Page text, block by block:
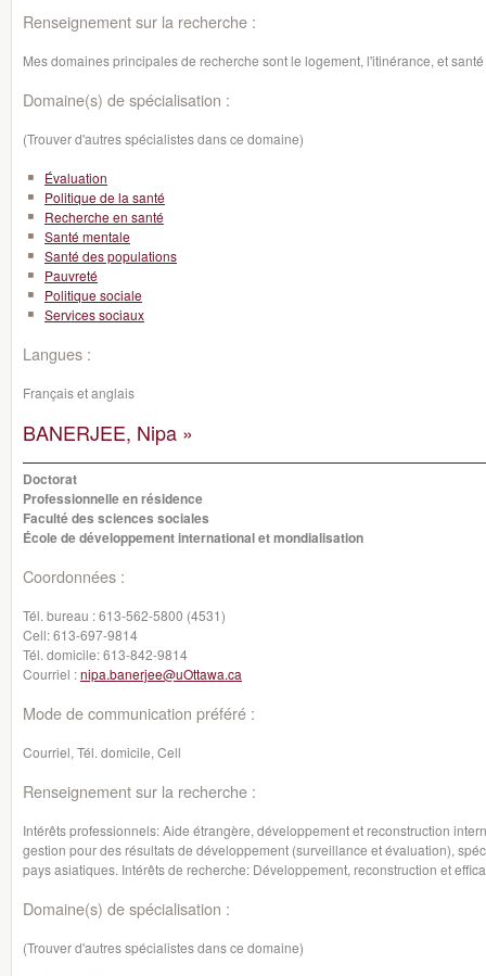
Renseignement sur la recherche :
Mes domaines principales de recherche sont le logement, l'itinérance, et
Domaine(s) de spécialisation :
(Trouver d'autres spécialistes dans ce domaine)
Évaluation
Politique de la santé
Recherche en santé
Santé mentale
Santé des populations
Pauvreté
Politique sociale
Services sociaux
Langues :
Français et anglais
BANERJEE, Nipa »
Doctorat
Professionnelle en résidence
Faculté des sciences sociales
École de développement international et mondialisation
Coordonnées :
Tél. bureau :613-562-5800 (4531)
Cell:613-697-9814
Tél. domicile:613-842-9814
Courriel :nipa.banerjee@uOttawa.ca
Mode de communication préféré :
Courriel, Tél. domicile, Cell
Renseignement sur la recherche :
Intérêts professionnels: Aide étrangère, développement et reconstruction
gestion pour des résultats de développement (surveillance et évaluation),
pays asiatiques. Intérêts de recherche: Développement, reconstruction et
Domaine(s) de spécialisation :
(Trouver d'autres spécialistes dans ce domaine)